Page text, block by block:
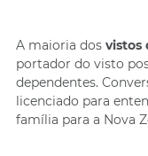
A maioria dos vistos
portador do visto
dependentes.
licenciado para
família para a Nova